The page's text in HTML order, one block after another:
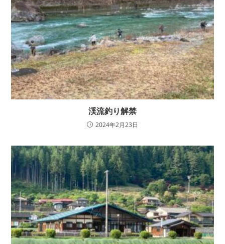
渓流釣り解禁
2024年2月23日